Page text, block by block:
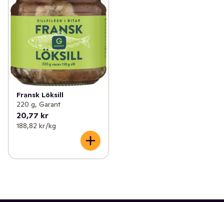
Fransk Löksill
220 g, Garant
20,77 kr
188,82 kr /kg